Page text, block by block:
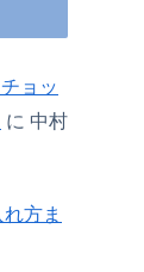
ョッ
に 中村
方ま